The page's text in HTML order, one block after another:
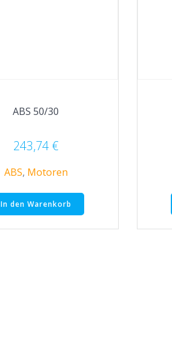
ABS 50/30
243,74€
ABS, Motoren
In den Warenkorb